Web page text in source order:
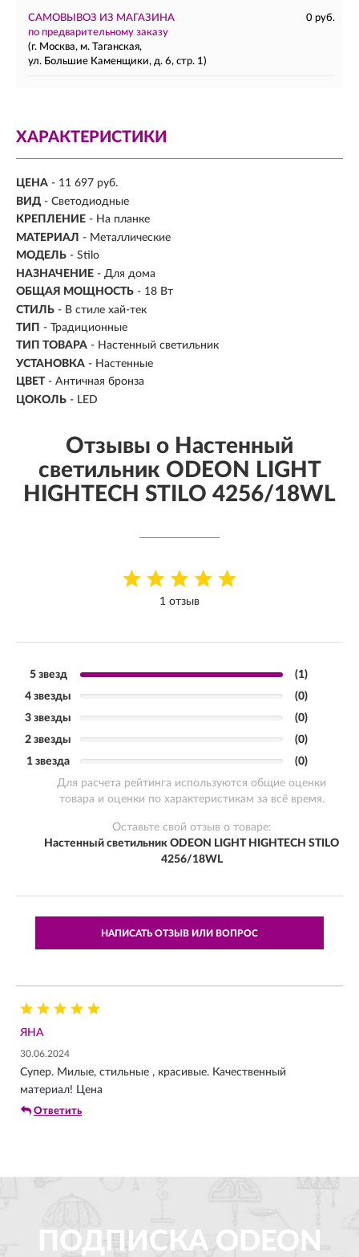
САМОВЫВОЗ ИЗ МАГАЗИНА
0 руб.
по предварительному заказу
(г. Москва, м. Таганская,
ул. Большие Каменщики, д. 6, стр. 1)
ХАРАКТЕРИСТИКИ
ЦЕНА - 11 697 руб.
ВИД - Светодиодные
КРЕПЛЕНИЕ - На планке
МАТЕРИАЛ - Металлические
МОДЕЛЬ - Stilo
НАЗНАЧЕНИЕ - Для дома
ОБЩАЯ МОЩНОСТЬ - 18 Вт
СТИЛЬ - В стиле хай-тек
ТИП - Традиционные
ТИП ТОВАРА - Настенный светильник
УСТАНОВКА - Настенные
ЦВЕТ - Античная бронза
ЦОКОЛЬ - LED
Отзывы о Настенный
светильник ODEON LIGHT
HIGHTECH STILO 4256/18WL
1 отзыв
5 звезд
(1)
4 звезды
(0)
3 звезды
(0)
2 звезды
(0)
1 звезда
(0)
Для расчета рейтинга используются общие оценки
товара и оценки по характеристикам за всё время.
Оставьте свой отзыв о товаре:
Настенный светильник ODEON LIGHT HIGHTECH STILO
4256/18WL
НАПИСАТЬ ОТЗЫВ ИЛИ ВОПРОС
ЯНА
30.06.2024
Супер. Милые, стильные , красивые. Качественный
материал! Цена
Ответить
ПОДПИСКАODEON